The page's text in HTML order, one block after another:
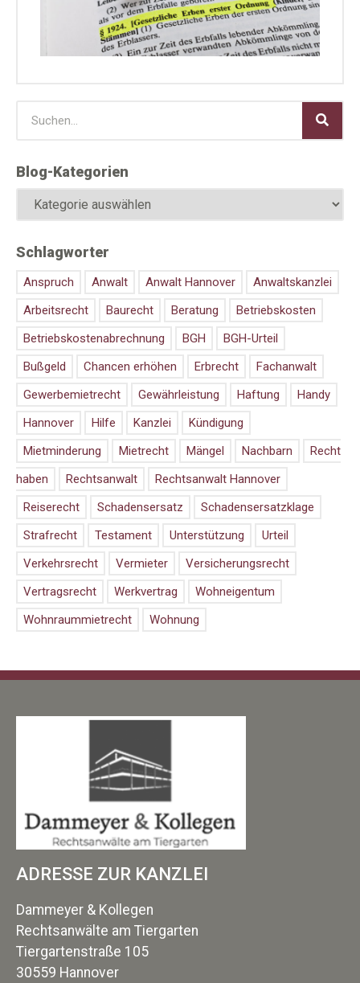
Blog-Kategorien
Schlagworter
Anspruch Anwalt Anwalt Hannover
Anwaltskanzlei
Arbeitsrecht
Baurecht Beratung
Betriebskosten
Betriebskostenabrechnung
BGH
BGH-Urteil
Bußgeld
Chancen erhöhen Erbrecht
Fachanwalt
Gewerbemietrecht
Gewährleistung Haftung
Handy
Hannover
Hilfe Kanzlei
Kündigung
Mietminderung
Mietrecht Mängel Nachbarn
Recht
haben
Rechtsanwalt
Rechtsanwalt Hannover
Reiserecht
Schadensersatz
Schadensersatzklage
Strafrecht
Testament Unterstützung
Urteil
Verkehrsrecht
Vermieter
Versicherungsrecht
Vertragsrecht
Werkvertrag
Wohneigentum
Wohnraummietrecht
Wohnung
ADRESSE ZUR KANZLEI
Dammeyer & Kollegen
Rechtsanwälte am Tiergarten
Tiergartenstraße 105
30559 Hannover